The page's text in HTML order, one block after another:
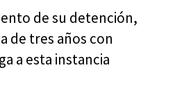
de su detención,
de tres años con
a esta instancia